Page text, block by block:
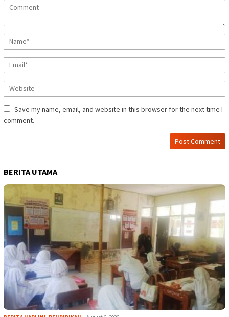
Save my name, email, and website in this browser for the next time I
comment.
BERITA UTAMA